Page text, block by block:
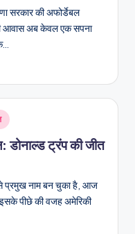
सरकार की अफोर्डेबल
आवास अब केवल एक सपना
डोनाल्ड ट्रंप की जीत
प्रमुख नाम बन चुका है, आज
पीछे की वजह अमेरिकी